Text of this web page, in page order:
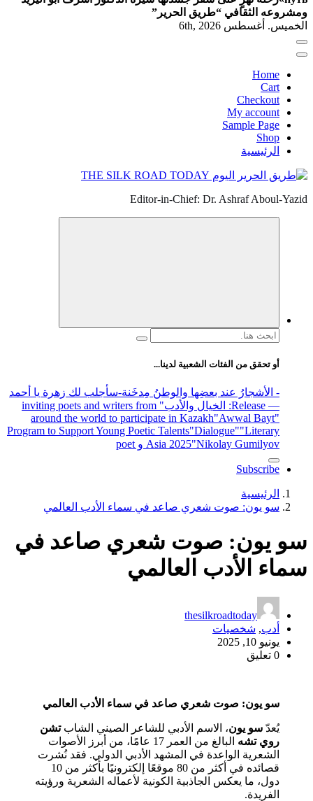
ومشروعه الثقافي “طريق الحرير”
الخميس. أغسطس 6th, 2026
Home
Cart
Checkout
My account
Sample Page
Shop
الرئيسية
Editor-in-Chief: Dr. Ashraf Aboul-Yazid
البحث
أو تحقق من الفئات الشعبية لدينا...
- الأشجارُ عند بعضِها والوطنُ مِدخَنة-سأجلب لك زهرة يا أحمد
— Release
: الخيال والأدب
" inviting poets and writers from
around the world to participate in Kazakh"Awwal Bayt"
Program to Support Young Poetic Talents"Dialogue""Literary
Asia 2025"Nikolay Gumilyov و poet
Subscribe
الرئيسية
سو يون: صوت شعري صاعد في سماء الأدب العالمي
سو يون: صوت شعري صاعد في
سماء الأدب العالمي
thesilkroadtoday
أدب, شخصيات
يونيو 10, 2025
0 تعليق
سو يون: صوت شعري صاعد في سماء الأدب العالمي
يُعدّ سو يون، الاسم الأدبي للشاعر الصيني الشابتشن
روي تشه
البالغ من العمر 17 عامًا، من أبرز الأصوات
الشعرية الواعدة في المشهد الأدبي الدولي. فقد نُشرت
قصائده في أكثر من 80 موقعًا إلكترونيًا بأكثر من 10
دول، ما يعكس الجاذبية الكونية لأعماله الشعرية ورؤيته
الفريدة.